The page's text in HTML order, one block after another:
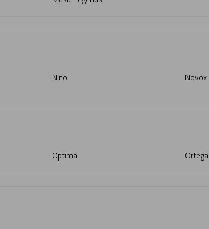
Nino Novox
Optima Ortega